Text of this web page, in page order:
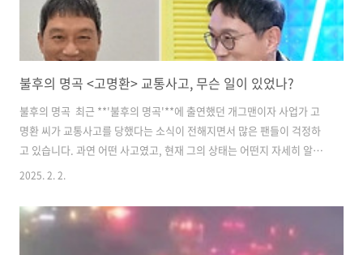
불후의 명곡 <고명환> 교통사고, 무슨 일이 있었나?
불후의 명곡 최근 **'불후의 명곡'**에 출연했던 개그맨이자 사업가 고
명환 씨가 교통사고를 당했다는 소식이 전해지면서 많은 팬들이 걱정하
고 있습니다. 과연 어떤 사고였고, 현재 그의 상태는 어떤지 자세히 알아
보겠습니다.​​--- ​🔎 1. 고명환 교통사고 발생, 언제 어디서?​최근 서울 시내
해졌습니다. 정확한 사고 발생 시점과 위치에 대한 공식 발표는 아직 없
지만, 네티즌들 사이에서는 다양한 추측과 의견이 오가고 있습니다.​그는
과거 개그맨 활동뿐만 아니라 사업가로도 활발한 활동을 이어가고 있어,
2025. 2. 2.